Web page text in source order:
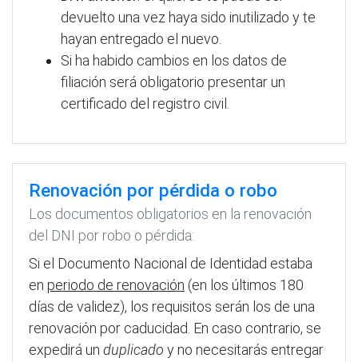
devuelto una vez haya sido inutilizado y te
hayan entregado el nuevo.
Si ha habido cambios en los datos de
filiación será obligatorio presentar un
certificado del registro civil.
Renovación por pérdida o robo
Los documentos obligatorios en la renovación
del DNI por robo o pérdida:
Si el Documento Nacional de Identidad estaba
en periodo de renovación (en los últimos 180
días de validez), los requisitos serán los de una
renovación por caducidad. En caso contrario, se
expedirá un duplicado y no necesitarás entregar